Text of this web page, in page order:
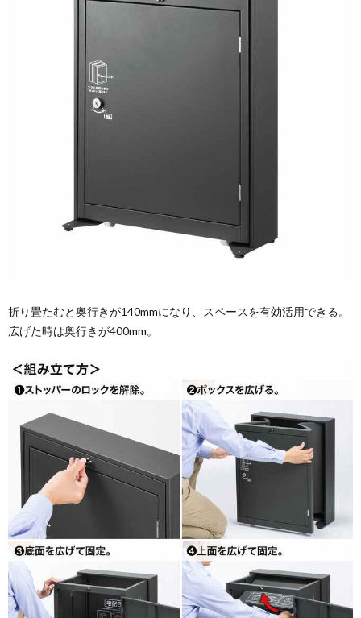
折り畳たむと奥行きが140mmになり、スペースを有効活用できる。
広げた時は奥行きが400mm。